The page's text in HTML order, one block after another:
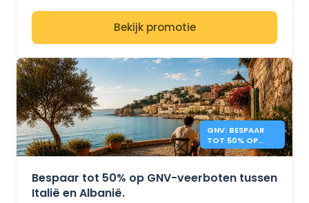
Bekijk promotie
GNV: BESPAAR
TOT 50% OP
VEERBOTEN
Bespaar tot 50% op GNV-veerboten tussen
Italië en Albanië.